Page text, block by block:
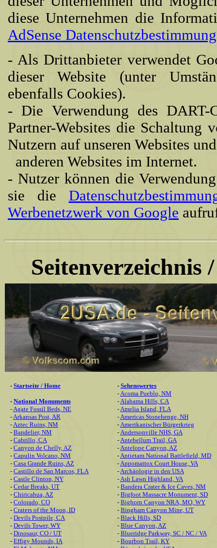
diese Unternehmen die
AdSense
- Als Drittanbieter verwendet
dieser Website (unter
ebenfalls Cookies).
- Die Verwendung des DART-
Partner-Websites die Schaltung
Nutzern auf unseren Websites und
anderen Websites im Internet.
- Nutzer können die
sie die
Werbenetzwerk von Google
Seitenverzeichnis
- Startseite / Home
- National Monuments
-Agate Fossil Beds, NE
-Arkansas Post, AR
-Aztec Ruins, NM
- Bandelier, NM
- Cabrillo, CA
- Canyon de Chelly, AZ
- Capulin Volcano, NM
- Casa Grande Ruins, AZ
- Castillo de San Marcos, FLA
- Castle Clinton, NY
- Cedar Breaks, UT
- Chiricahua, AZ
- Colorado, CO
- Craters of the Moon, ID
- Devils Postpile, CA
- Devils Tower, WY
- Dinosaur, CO / UT
- Effigy Mounds, IA
- Sehenswertes
-Acoma Pueblo, NM
-Alabama Hills, CA
-Amelia Island, FLA
-Americas Stonehenge, NH
-Amerikanischer Bürgerkrieg
-Andersonville NHS, GA
-Antebellum Trail, GA
-Antelope Canyon, AZ
-Antietam National Battlefield, MD
-Appomattox Court House, VA
-Archäologie in den USA
-Ash Lawn Highland, VA
- Bandera Crater & Ice Caves, NM
- Bigfoot Massacre Monument, SD
- Bighorn Canyon NRA, MO, WY
- Bingham Canyon Mine, UT
- Black Hills, SD
- Blue Canyon, AZ
- Blueridge Parkway, SC / NC / VA
- Bourbon Trail, KY